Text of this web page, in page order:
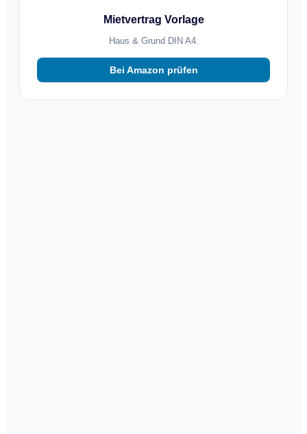
Mietvertrag Vorlage
Haus & Grund DIN A4.
Bei Amazon prüfen